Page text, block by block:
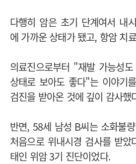
다행히 암은 초기 단계여서 내
에 가까운 상태가 됐고, 항암 치
의료진으로부터 "재발 가능성
상태로 보아도 좋다"는 이야기
검진을 받아온 것에 깊이 감사했
반면, 58세 남성 B씨는 소화불
처음으로 위내시경 검사를 받
태인 위암 3기 진단이었다.